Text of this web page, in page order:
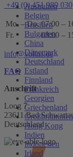
Australien
Belgien
Brasilien
Bulgarien
China
Dänemark
Deutschland
Estland
Finnland
Frankreich
Georgien
Griechenland
Großbritannien
Hong Kong
Indien
Indonesien
Irland
+49 (0) 451 989 030
Mo. – Do. 07:00 –
Fr.
08:00 –
info@voltus.de
FAQ
Anschrift
Loog 7
23611 Bad
Deutschland